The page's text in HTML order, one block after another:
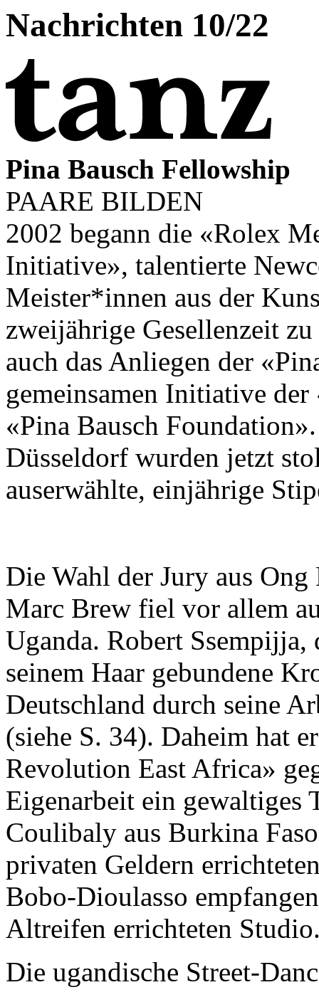
Nachrichten 10/22
Pina Bausch Fellowship
PAARE BILDEN
2002 begann die «Rolex
Initiative», talentierte
Meister*innen aus der
zweijährige Gesellenzeit
auch das Anliegen der
gemeinsamen Initiative
«Pina Bausch
Düsseldorf wurden jetzt
auserwählte, einjährige
Die Wahl der Jury aus
Marc Brew fiel vor allem
Uganda. Robert Ssempijja,
seinem Haar gebundene
Deutschland durch seine
(siehe S. 34). Daheim hat
Revolution East Africa»
Eigenarbeit ein gewaltiges
Coulibaly aus Burkina
privaten Geldern
Bobo-Dioulasso
Altreifen errichteten
Die ugandische Street-